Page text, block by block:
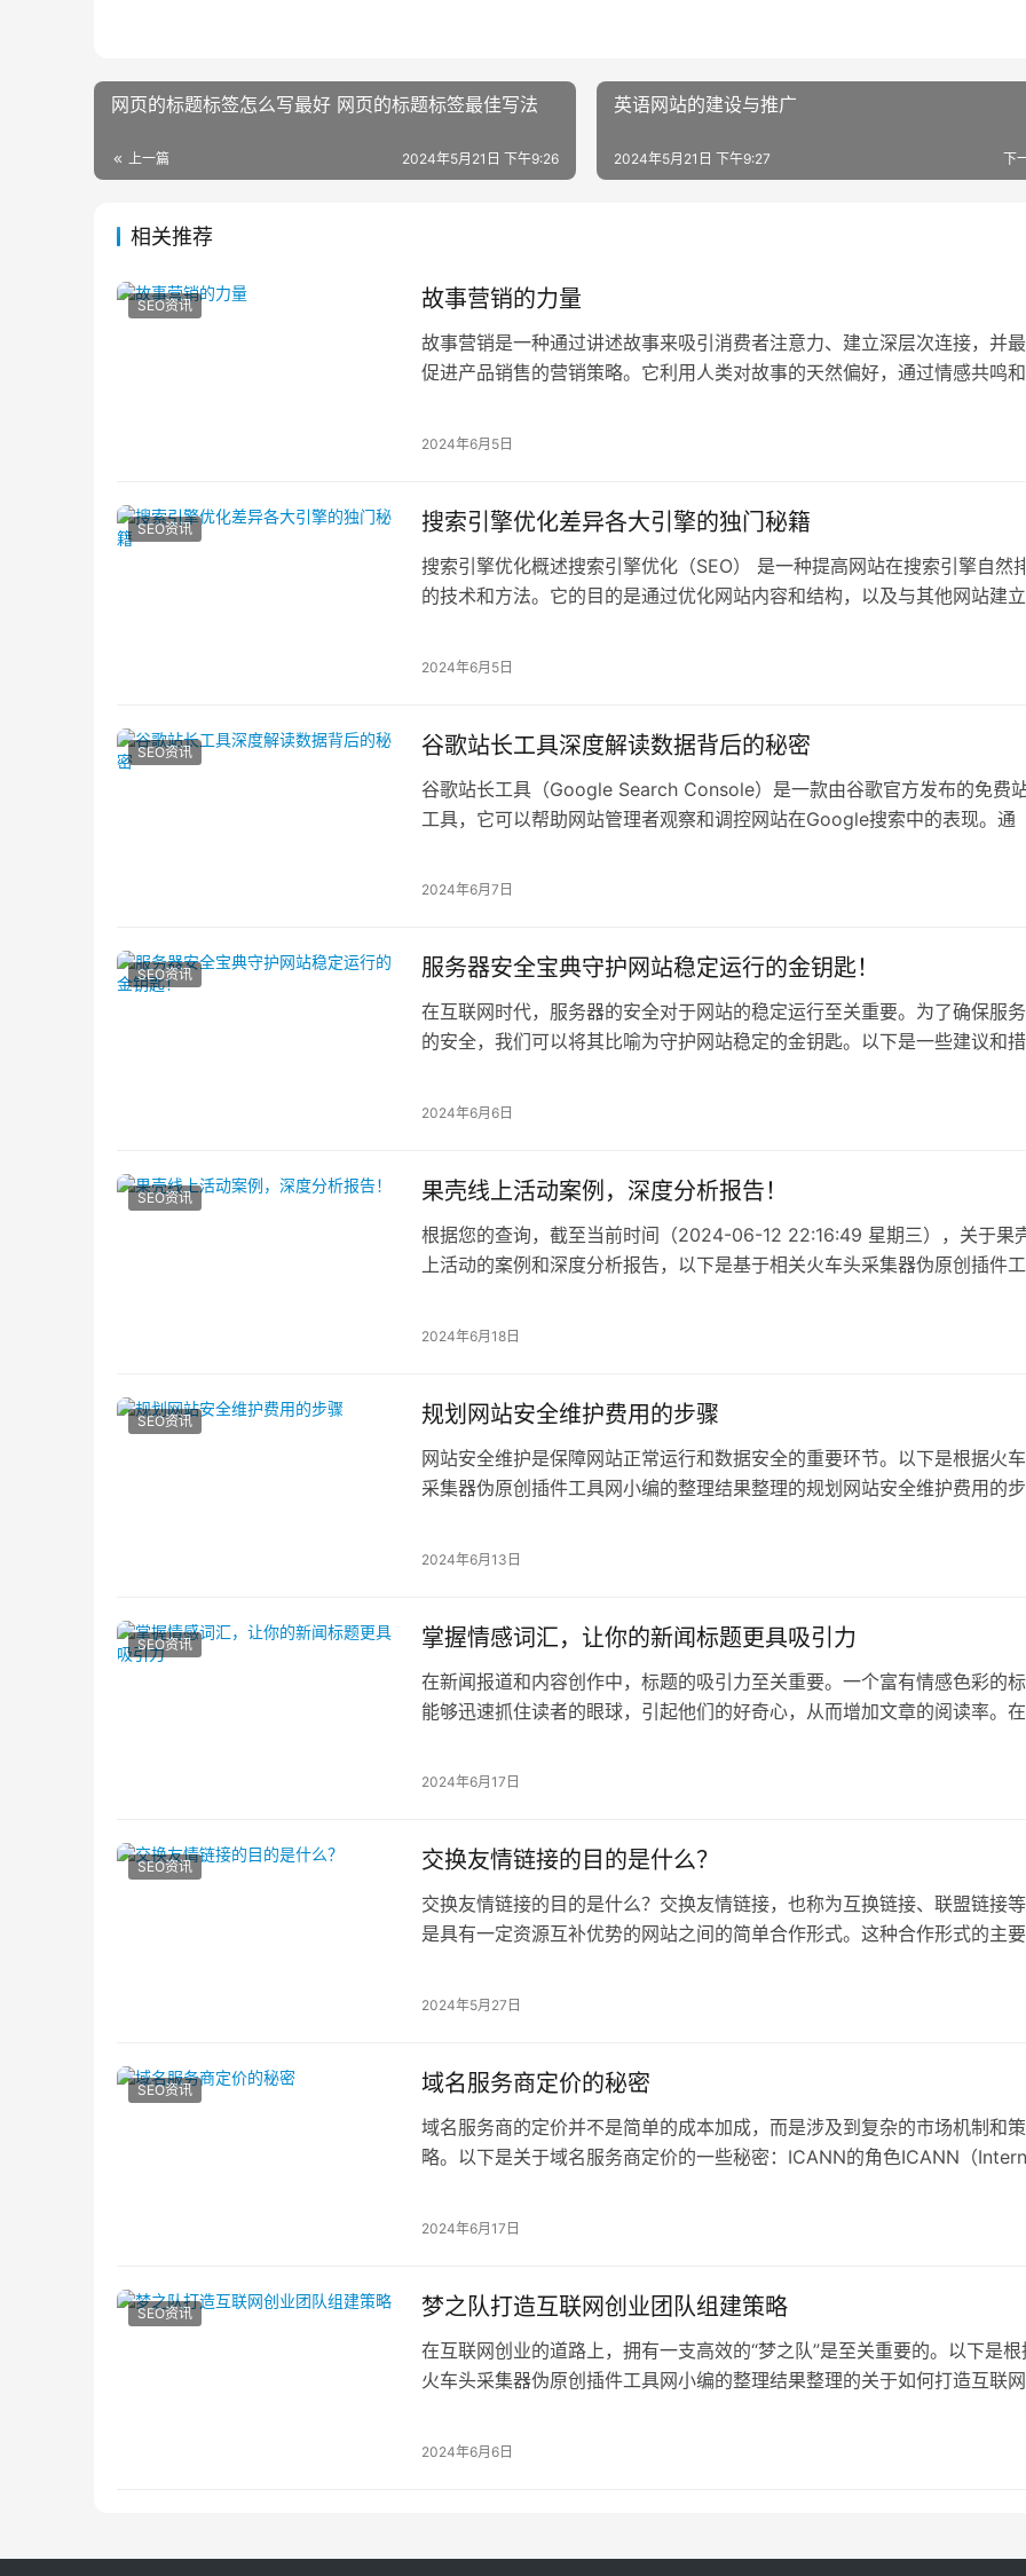
网页的标题标签怎么写最好 网页的标题标签最佳写法
上一篇 2024年5月21日 下午9:26
英语网站的建设与推广
下
2024年5月21日 下午9:27
相关推荐
SEO资讯 故事营销的力量
故事营销是一种通过讲述故事来吸引消费者注意力、建立深层次连接，并
促进产品销售的营销策略。它利用人类对故事的天然偏好，通过情感共鸣和
2024年6月5日
SEO资讯 搜索引擎优化差异各大引擎的独门秘籍
搜索引擎优化概述搜索引擎优化（SEO） 是一种提高网站在搜索引擎自然
的技术和方法。它的目的是通过优化网站内容和结构，以及与其他网站建立
2024年6月5日
SEO资讯 谷歌站长工具深度解读数据背后的秘密
谷歌站长工具（Google Search Console）是一款由谷歌官方发布的免费
工具，它可以帮助网站管理者观察和调控网站在Google搜索中的表现。通
2024年6月7日
SEO资讯 服务器安全宝典守护网站稳定运行的金钥匙！
在互联网时代，服务器的安全对于网站的稳定运行至关重要。为了确保服
的安全，我们可以将其比喻为守护网站稳定的金钥匙。以下是一些建议和措
2024年6月6日
SEO资讯 果壳线上活动案例，深度分析报告！
根据您的查询，截至当前时间（2024-06-12 22:16:49 星期三），关于果
上活动的案例和深度分析报告，以下是基于相关火车头采集器伪原创插件工
2024年6月18日
SEO资讯 规划网站安全维护费用的步骤
网站安全维护是保障网站正常运行和数据安全的重要环节。以下是根据火
采集器伪原创插件工具网小编的整理结果整理的规划网站安全维护费用的步
2024年6月13日
SEO资讯 掌握情感词汇，让你的新闻标题更具吸引力
在新闻报道和内容创作中，标题的吸引力至关重要。一个富有情感色彩的
能够迅速抓住读者的眼球，引起他们的好奇心，从而增加文章的阅读率。在
2024年6月17日
SEO资讯 交换友情链接的目的是什么？
交换友情链接的目的是什么？交换友情链接，也称为互换链接、联盟链接等
是具有一定资源互补优势的网站之间的简单合作形式。这种合作形式的主要
2024年5月27日
SEO资讯 域名服务商定价的秘密
域名服务商的定价并不是简单的成本加成，而是涉及到复杂的市场机制和策
略。以下是关于域名服务商定价的一些秘密：ICANN的角色ICANN（
2024年6月17日
SEO资讯 梦之队打造互联网创业团队组建策略
在互联网创业的道路上，拥有一支高效的“梦之队”是至关重要的。以下是根
火车头采集器伪原创插件工具网小编的整理结果整理的关于如何打造互联网
2024年6月6日